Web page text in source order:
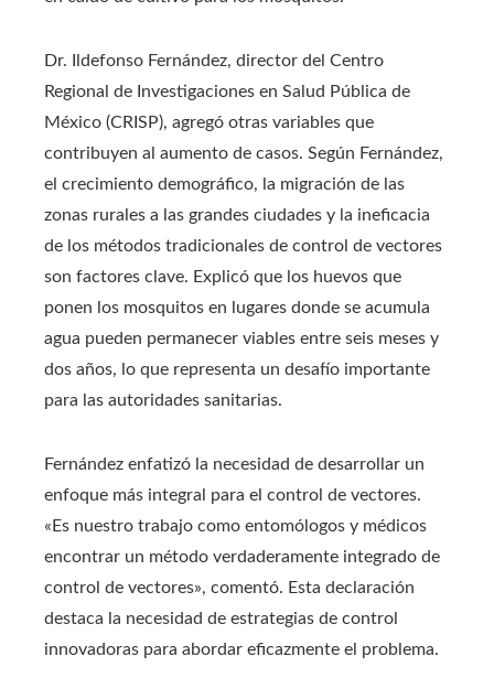
Dr. Ildefonso Fernández, director del Centro
Regional de Investigaciones en Salud Pública de
México (CRISP), agregó otras variables que
contribuyen al aumento de casos. Según Fernández,
el crecimiento demográfico, la migración de las
zonas rurales a las grandes ciudades y la ineficacia
de los métodos tradicionales de control de vectores
son factores clave. Explicó que los huevos que
ponen los mosquitos en lugares donde se acumula
agua pueden permanecer viables entre seis meses y
dos años, lo que representa un desafío importante
para las autoridades sanitarias.
Fernández enfatizó la necesidad de desarrollar un
enfoque más integral para el control de vectores.
«Es nuestro trabajo como entomólogos y médicos
encontrar un método verdaderamente integrado de
control de vectores», comentó. Esta declaración
destaca la necesidad de estrategias de control
innovadoras para abordar eficazmente el problema.